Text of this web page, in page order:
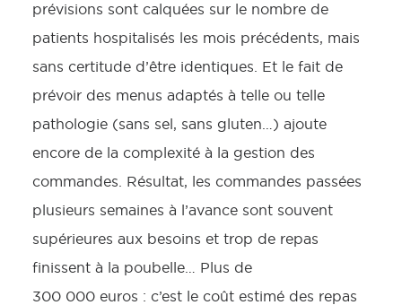
prévisions sont calquées sur le nombre de
patients hospitalisés les mois précédents, mais
sans certitude d’être identiques. Et le fait de
prévoir des menus adaptés à telle ou telle
pathologie (sans sel, sans gluten…) ajoute
encore de la complexité à la gestion des
commandes. Résultat, les commandes passées
plusieurs semaines à l’avance sont souvent
supérieures aux besoins et trop de repas
finissent à la poubelle… Plus de
300 000 euros : c’est le coût estimé des repas